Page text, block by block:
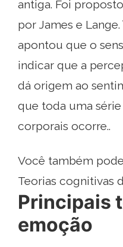
antiga. Foi
por James e Lange.
apontou que o
indicar que a
dá origem ao
que toda uma
corporais ocorre..
Você também
Teorias cognitivas
Principais
emoção